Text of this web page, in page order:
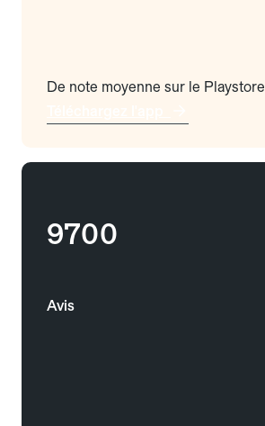
De note moyenne sur le Playstore
9700
Avis